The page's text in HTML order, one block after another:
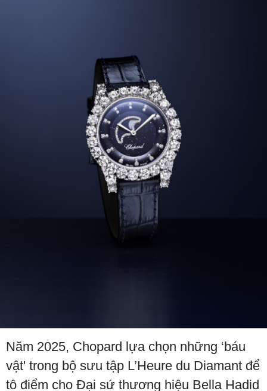
Năm 2025, Chopard lựa chọn những ‘báu
vật' trong bộ sưu tập L’Heure du Diamant để
tô điểm cho Đại sứ thương hiệu Bella Hadid